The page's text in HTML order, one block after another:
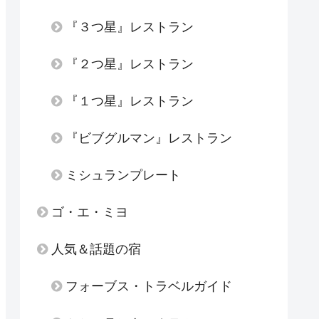
『３つ星』レストラン
『２つ星』レストラン
『１つ星』レストラン
『ビブグルマン』レストラン
ミシュランプレート
ゴ・エ・ミヨ
人気＆話題の宿
フォーブス・トラベルガイド